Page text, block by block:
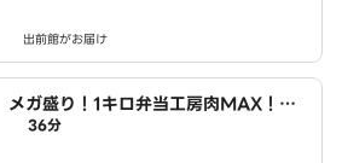
出前館がお届け
メガ盛り！1キロ弁当工房肉MAX！大
盛りからあげお弁当 小木西店
36分